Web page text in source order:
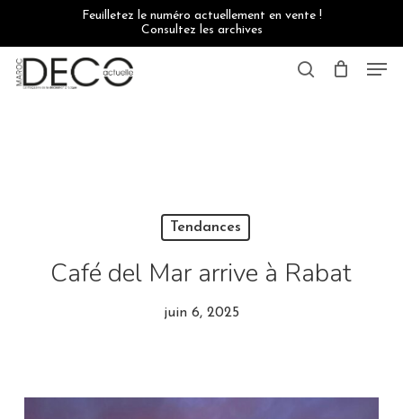
Feuilletez le numéro actuellement en vente !
Consultez les archives
search
Tendances
Café del Mar arrive à Rabat
juin 6, 2025